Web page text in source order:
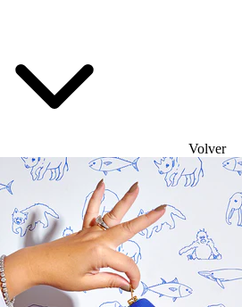
Volver